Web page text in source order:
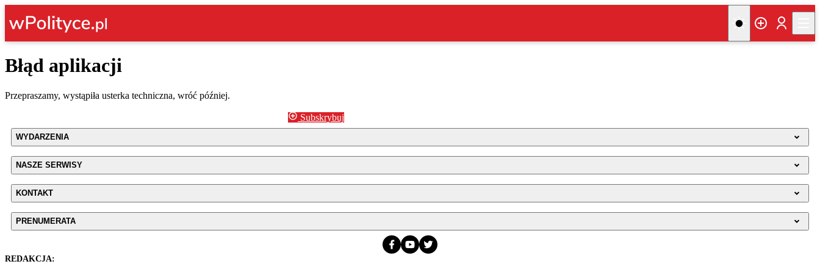
Błąd aplikacji
Przepraszamy, wystąpiła usterka techniczna, wróć później.
Subskrybuj
WYDARZENIA
NASZE SERWISY
KONTAKT
PRENUMERATA
REDAKCJA: